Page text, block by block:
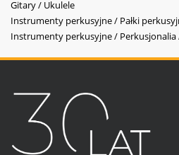
Gitary / Ukulele
Instrumenty perkusyjne / Pałki
Instrumenty perkusyjne / Perkusjonalia